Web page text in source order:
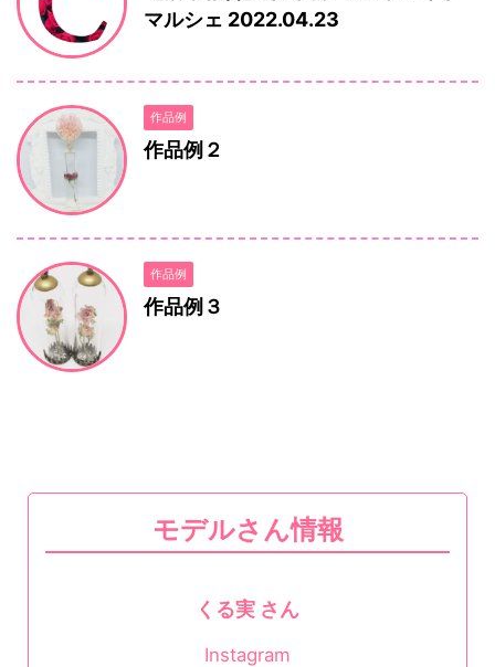
マルシェ 2022.04.23
作品例
作品例２
作品例
作品例３
モデルさん情報
くる実 さん
Instagram